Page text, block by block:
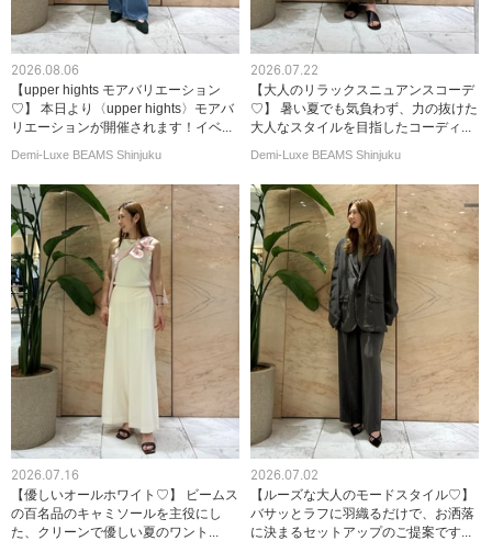
2026.08.06
【upper hights モアバリエーション
♡】 本日より〈upper hights〉モアバ
リエーションが開催されます！イベ...
Demi-Luxe BEAMS Shinjuku
2026.07.22
【大人のリラックスニュアンスコーデ
♡】 暑い夏でも気負わず、力の抜けた
大人なスタイルを目指したコーディ...
Demi-Luxe BEAMS Shinjuku
2026.07.16
【優しいオールホワイト♡】 ビームス
の百名品のキャミソールを主役にし
た、クリーンで優しい夏のワント...
2026.07.02
【ルーズな大人のモードスタイル♡】
バサッとラフに羽織るだけで、お洒落
に決まるセットアップのご提案です...